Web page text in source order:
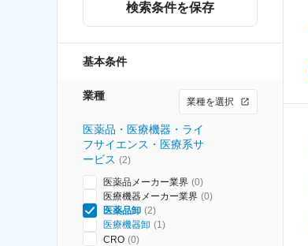
検索条件を保存
基本条件
業種 業種を選択
医薬品・医療機器・ライ
フサイエンス・医療系サ
ービス (2)
医薬品メーカー業界 (0)
医療機器メーカー業界 (0)
医薬品卸 (2)
医療機器卸 (1)
CRO (0)